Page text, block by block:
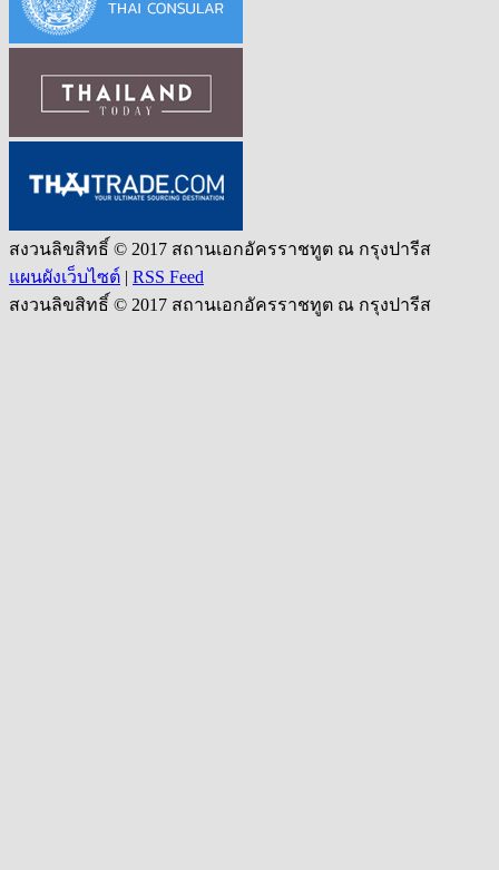
สงวนลิขสิทธิ์ © 2017 สถานเอกอัครราชทูต ณ กรุงปารีส
แผนผังเว็บไซต์ | RSS Feed
สงวนลิขสิทธิ์ © 2017 สถานเอกอัครราชทูต ณ กรุงปารีส